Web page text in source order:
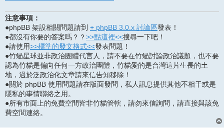
注意事項：
●phpBB 架設相關問題請到 + phpBB 3.0.x 討論區發表！
●都沒有你要的答案嗎？？>>點這裡<<搜尋一下吧！
●請使用>>標準的發文格式<<發表問題！
●竹貓星球並非政治團體代言人，請不要在竹貓討論政治議題，也不要
認為竹貓是偏向任何一方政治團體，竹貓愛的是台灣這片生長的土
地，過於泛政治化文章請來信告知移除！
●關於 phpBB 使用問題請在版面發問，私人訊息提供其他不相干或是
隱私的事情聯絡之用。
●所有市面上的免費空間皆非竹貓管轄，請勿來信詢問，請直接與該免
費空間連絡。